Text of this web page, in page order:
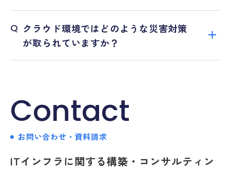
Q クラウド環境ではどのような災害対策
が取られていますか？
Contact
お問い合わせ・資料請求
ITインフラに関する構築・コンサルティン